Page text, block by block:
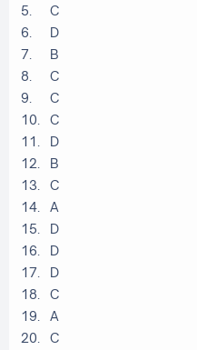
5.
C
6.
D
7.
B
8.
C
9.
C
10.
C
11.
D
12.
B
13.
C
14.
A
15.
D
16.
D
17.
D
18.
C
19.
A
20.
C